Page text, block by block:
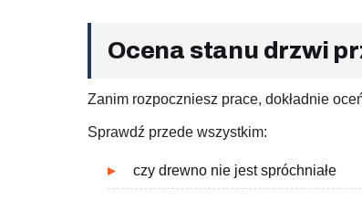
Ocena stanu drzwi
Zanim rozpoczniesz prace, dokładnie
Sprawdź przede wszystkim:
czy drewno nie jest spróchniałe